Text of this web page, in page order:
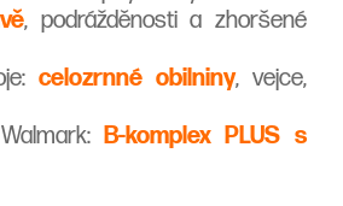
, podrážděnosti a zhoršené
celozrnné obilniny, vejce,
B-komplex PLUS s